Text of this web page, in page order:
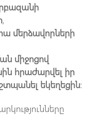
,
մերձավորների
միջոցով
հրաժարվել իր
եկեղեցին։